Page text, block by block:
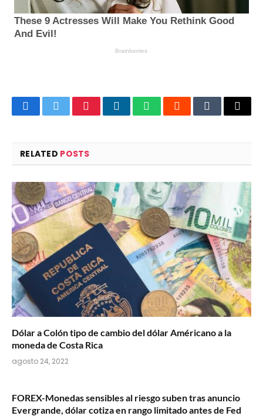
FacebookTwitterPinterestLinkedInWhatsAppRedditTumblrEmail
RELATED POSTS
Dólar a Colón tipo de cambio del dólar Américano a la
moneda de Costa Rica
agosto 24, 2022
FOREX-Monedas sensibles al riesgo suben tras anuncio
Evergrande, dólar cotiza en rango limitado antes de Fed